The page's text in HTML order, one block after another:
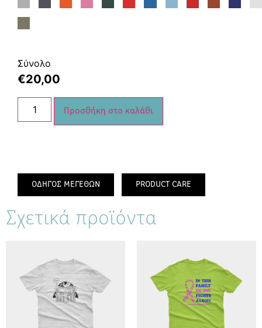
Σύνολο
€20,00
Προσθήκη στο καλάθι
ΟΔΗΓΟΣ ΜΕΓΕΘΩΝ PRODUCT CARE
Σχετικά προϊόντα